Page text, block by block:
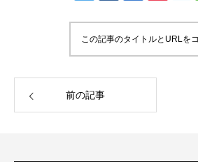
この記事のタイトルとURLを
前の記事